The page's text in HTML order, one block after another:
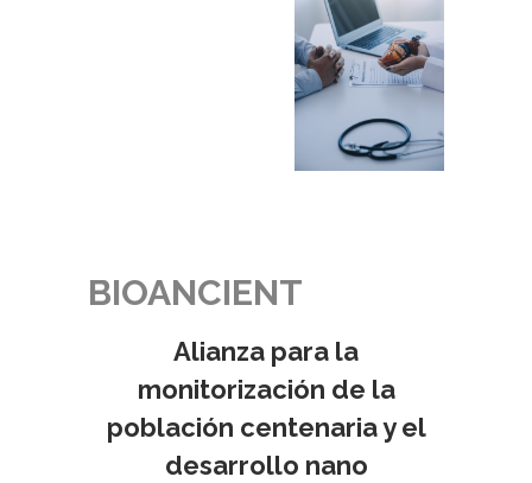
BIOANCIENT
Alianza para la
monitorización de la
población centenaria y el
desarrollo nano